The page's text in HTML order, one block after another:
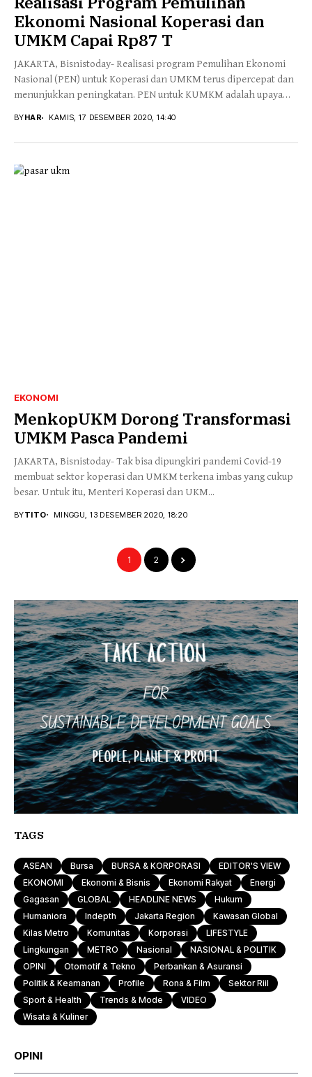
Ekonomi Nasional Koperasi dan
UMKM Capai Rp87 T
JAKARTA, Bisnistoday- Realisasi program Pemulihan Ekonomi
Nasional (PEN) untuk Koperasi dan UMKM terus dipercepat dan
menunjukkan peningkatan. PEN untuk KUMKM adalah upaya
BYHAR KAMIS, 17 DESEMBER 2020, 14:40
EKONOMI
MenkopUKM Dorong Transformasi
UMKM Pasca Pandemi
JAKARTA, Bisnistoday- Tak bisa dipungkiri pandemi Covid-19
membuat sektor koperasi dan UMKM terkena imbas yang cukup
besar. Untuk itu, Menteri Koperasi dan UKM...
BYTITO MINGGU, 13 DESEMBER 2020, 18:20
1 2
TAGS
ASEAN Bursa BURSA & KORPORASI
EDITOR'S VIEW
EKONOMI
Ekonomi & Bisnis Ekonomi Rakyat
Energi
Gagasan
GLOBAL HEADLINE NEWS
Hukum
Humaniora
Indepth Jakarta Region
Kawasan Global
Kilas Metro
Komunitas Korporasi
LIFESTYLE
Lingkungan
METRO Nasional
NASIONAL & POLITIK
OPINI
Otomotif & Tekno
Perbankan & Asuransi
Politik & Keamanan
Profile Rona & Film
Sektor Riil
Sport & Health
Trends & Mode
VIDEO
Wisata & Kuliner
OPINI